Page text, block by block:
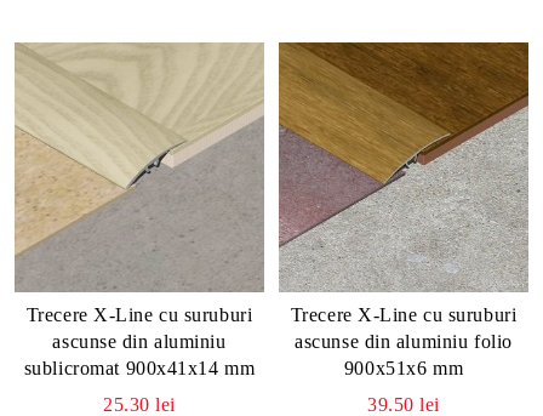
Trecere X-Line cu suruburi
ascunse din aluminiu
sublicromat 900x41x14 mm
25.30 lei
Trecere X-Line cu suruburi
ascunse din aluminiu folio
900x51x6 mm
39.50 lei